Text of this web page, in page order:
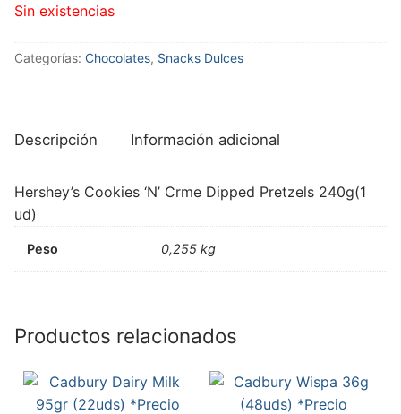
Sin existencias
Categorías: Chocolates, Snacks Dulces
Descripción Información adicional
Hershey’s Cookies ‘N’ Crme Dipped Pretzels 240g(1
ud)
Peso 0,255 kg
Productos relacionados